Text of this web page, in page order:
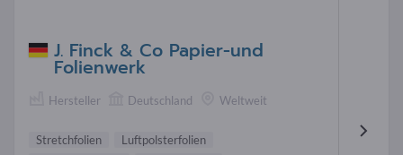
J. Finck & Co Papier-und
Folienwerk
Hersteller Deutschland Weltweit
Stretchfolien
Luftpolsterfolien